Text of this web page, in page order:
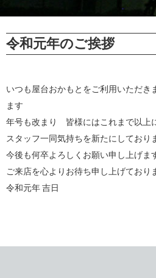
令和元年のご挨拶
いつも屋台おかもとをご利用いただき
ます
年号も改まり 皆様にはこれまで以上
スタッフ一同気持ちを新たにしており
今後も何卒よろしくお願い申し上げま
ご来店を心よりお待ち申し上げており
令和元年 吉日